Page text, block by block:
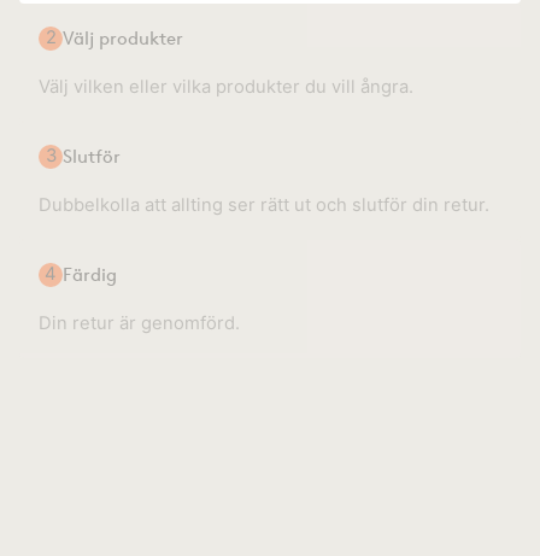
2 Välj produkter
Välj vilken eller vilka produkter du vill ångra.
3 Slutför
Dubbelkolla att allting ser rätt ut och slutför din retur.
4 Färdig
Din retur är genomförd.